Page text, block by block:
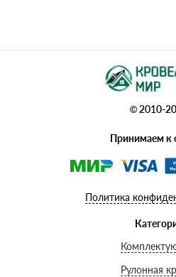
© 2010-
Принимаем к
Политика
Рулонная